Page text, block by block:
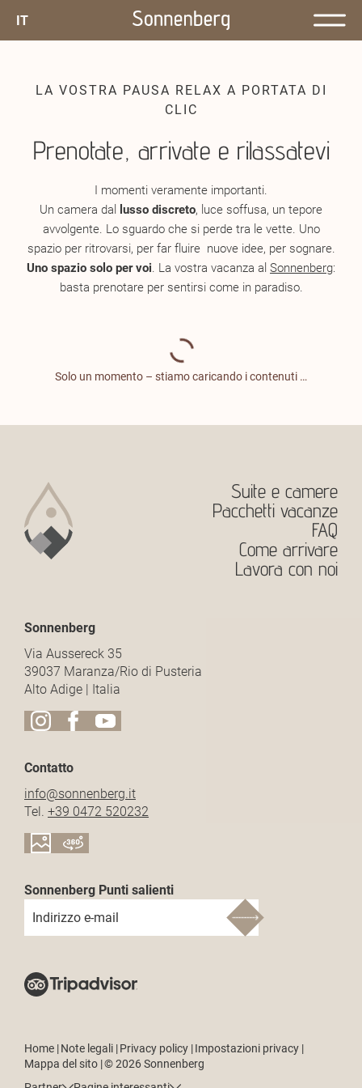
IT
LA VOSTRA PAUSA RELAX A PORTATA DI
CLIC
Prenotate, arrivate e rilassatevi
I momenti veramente importanti.
Un camera dal
lusso discreto, luce soffusa, un tepore
avvolgente. Lo sguardo che si perde tra le vette. Uno
spazio per ritrovarsi, per far fluire nuove idee, per sognare.
Uno spazio solo per voi. La vostra vacanza al Sonnenberg:
basta prenotare per sentirsi come in paradiso.
Solo un momento – stiamo caricando i contenuti …
Suite e camere
Pacchetti vacanze
FAQ
Come arrivare
Lavora con noi
Sonnenberg
Via Aussereck 35
39037 Maranza/Rio di Pusteria
Alto Adige | Italia
Contatto
info@sonnenberg.it
Tel. +39 0472 520232
Sonnenberg Punti salienti
Indirizzo e-mail
Home |Note legali |Privacy policy |Impostazioni privacy |
Mappa del sito |© 2026 Sonnenberg